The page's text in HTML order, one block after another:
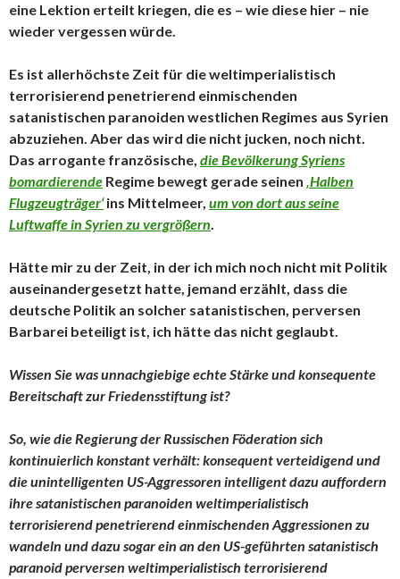
eine Lektion erteilt kriegen, die es – wie diese hier – nie
wieder vergessen würde.
Es ist allerhöchste Zeit für die weltimperialistisch
terrorisierend penetrierend einmischenden
satanistischen paranoiden westlichen Regimes aus Syrien
abzuziehen. Aber das wird die nicht jucken, noch nicht.
Das arrogante französische, die Bevölkerung Syriens
bomardierende Regime bewegt gerade seinen ‚Halben
Flugzeugträger‘ins Mittelmeer, um von dort aus seine
Luftwaffe in Syrien zu vergrößern.
Hätte mir zu der Zeit, in der ich mich noch nicht mit Politik
auseinandergesetzt hatte, jemand erzählt, dass die
deutsche Politik an solcher satanistischen, perversen
Barbarei beteiligt ist, ich hätte das nicht geglaubt.
Wissen Sie was unnachgiebige echte Stärke und konsequente
Bereitschaft zur Friedensstiftung ist?
So, wie die Regierung der Russischen Föderation sich
kontinuierlich konstant verhält: konsequent verteidigend und
die unintelligenten US-Aggressoren intelligent dazu auffordern
ihre satanistischen paranoiden weltimperialistisch
terrorisierend penetrierend einmischenden Aggressionen zu
wandeln und dazu sogar ein an den US-geführten satanistisch
paranoid perversen weltimperialistisch terrorisierend